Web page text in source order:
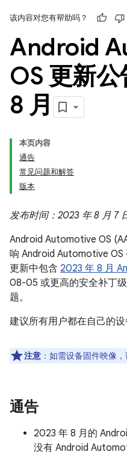
该内容对您有帮助吗？
Android
OS 更新
8 月
本页内容
通告
常见问题和解答
版本
发布时间：2023 年 8 月 7
Android Automotive OS
响 Android Automotive OS
更新中包含 2023 年 8 月
08-05 或更高的安全补丁
题。
建议所有用户都在自己的设
注意 ：如需设备固件映像
通告
2023 年 8 月的
没有 Android